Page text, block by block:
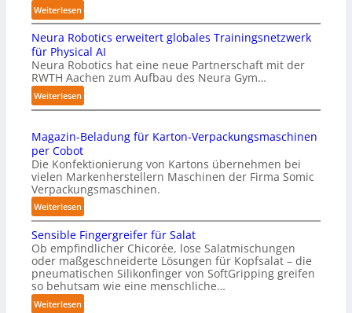
Weiterlesen:
K
u
k
a
e
r
h
l
t
S
e
u
r
i
t
y
-
L
Neura Robotics erweitert globales Trainingsnetzwerk
für Physical AI
Neura Robotics hat eine neue Partnerschaft mit der
RWTH Aachen zum Aufbau des Neura Gym…
Weiterlesen:
N
u
r
a
R
o
b
o
t
i
c
s
e
Magazin-Beladung für Karton-Verpackungsmaschinen
per Cobot
Die Konfektionierung von Kartons übernehmen bei
vielen Markenherstellern Maschinen der Firma Somic
Verpackungsmaschinen.
Weiterlesen:
M
a
g
a
z
i
n
Sensible Fingergreifer für Salat
Ob empfindlicher Chicorée, lose Salatmischungen
oder maßgeschneiderte Lösungen für Kopfsalat – die
pneumatischen Silikonfinger von SoftGripping greifen
so behutsam wie eine menschliche…
Weiterlesen: